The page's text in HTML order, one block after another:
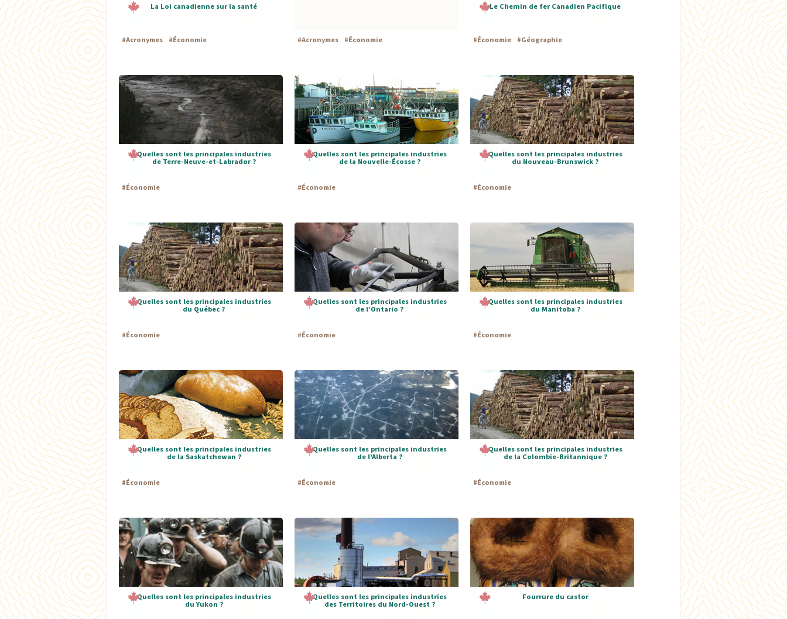
La Loi canadienne sur la santé
#Acronymes #Économie #Acronymes #Économie
Le Chemin de fer Canadien Pacifique
#Économie #Géographie
Quelles sont les principales industries
de Terre-Neuve-et-Labrador ?
#Économie
Quelles sont les principales industries
de la Nouvelle-Écosse ?
#Économie
Quelles sont les principales industries
du Nouveau-Brunswick ?
#Économie
Quelles sont les principales industries
du Québec ?
#Économie
Quelles sont les principales industries
de l’Ontario ?
#Économie
Quelles sont les principales industries
du Manitoba ?
#Économie
Quelles sont les principales industries
de la Saskatchewan ?
#Économie
Quelles sont les principales industries
de l'Alberta ?
#Économie
Quelles sont les principales industries
de la Colombie-Britannique ?
#Économie
Quelles sont les principales industries
du Yukon ?
Quelles sont les principales industries
des Territoires du Nord-Ouest ?
Fourrure du castor